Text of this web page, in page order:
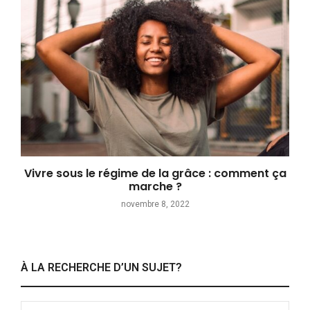
Vivre sous le régime de la grâce : comment ça
marche ?
novembre 8, 2022
À LA RECHERCHE D’UN SUJET?